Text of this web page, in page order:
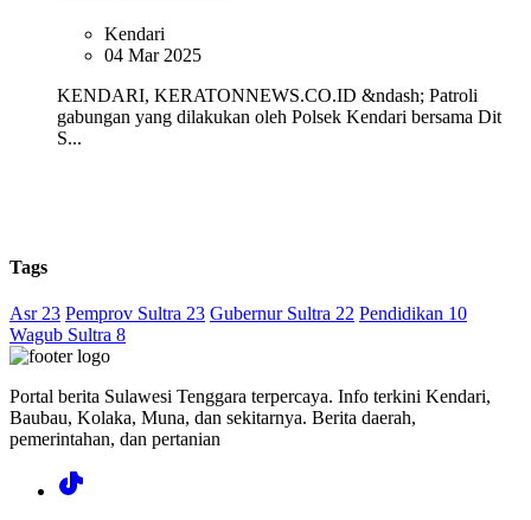
Kendari
04 Mar 2025
KENDARI, KERATONNEWS.CO.ID &ndash; Patroli
gabungan yang dilakukan oleh Polsek Kendari bersama Dit
S...
Tags
Asr 23 Pemprov Sultra 23 Gubernur Sultra 22 Pendidikan 10
Wagub Sultra 8
Portal berita Sulawesi Tenggara terpercaya. Info terkini Kendari,
Baubau, Kolaka, Muna, dan sekitarnya. Berita daerah,
pemerintahan, dan pertanian